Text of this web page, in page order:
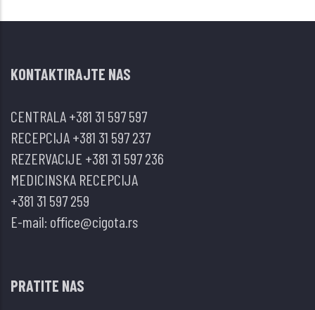
–
slična
pečurkama
na
desnom
luku
KONTAKTIRAJTE NAS
CENTRALA+381 31 597 597
RECEPCIJA+381 31 597 237
REZERVACIJE +381 31 597 236
MEDICINSKA RECEPCIJA
+381 31 597 259
E-mail: office@cigota.rs
PRATITE NAS